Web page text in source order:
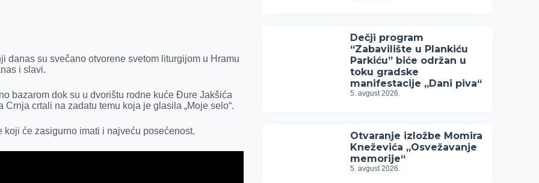
danas su svečano otvorene svetom liturgijom u Hramu
i slavi.
bazarom dok su u dvorištu rodne kuće Đure Jakšića
crtali na zadatu temu koja je glasila „Moje selo“.
će zasigurno imati i najveću posećenost.
Dečji program
“Zabavilište u Plankiću
Parkiću” biće održan u
toku gradske
manifestacije „Dani piva“
5. avgust 2026.
Otvaranje izložbe Momira
Kneževića „Osvežavanje
memorije“
5. avgust 2026.